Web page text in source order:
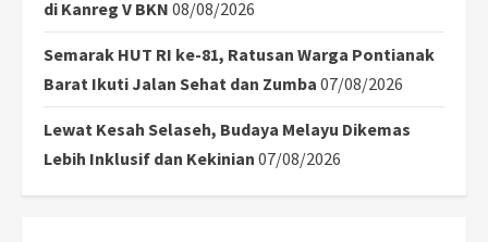
di Kanreg V BKN 08/08/2026
Semarak HUT RI ke-81, Ratusan Warga Pontianak
Barat Ikuti Jalan Sehat dan Zumba 07/08/2026
Lewat Kesah Selaseh, Budaya Melayu Dikemas
Lebih Inklusif dan Kekinian 07/08/2026